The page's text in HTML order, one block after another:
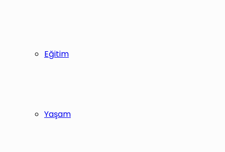
Eğitim
Yaşam